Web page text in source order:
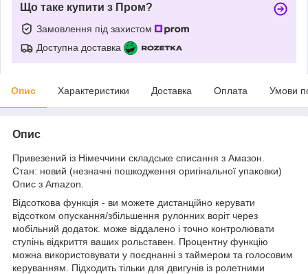
Що таке купити з Пром?
Замовлення під захистом
Доступна доставка
Опис Характеристики Доставка Оплата Умови
Опис
Привезений із Німеччини складське списання з Амазон.
Стан: новий (незначні пошкодження оригінальної упаковки)
Опис з Amazon.
Відсоткова функція - ви можете дистанційно керувати
відсотком опускання/збільшення рулонних воріт через
мобільний додаток. може віддалено і точно контролювати
ступінь відкриття ваших рольставен. Процентну функцію
можна використовувати у поєднанні з таймером та голосовим
керуванням. Підходить тільки для двигунів із ролетними